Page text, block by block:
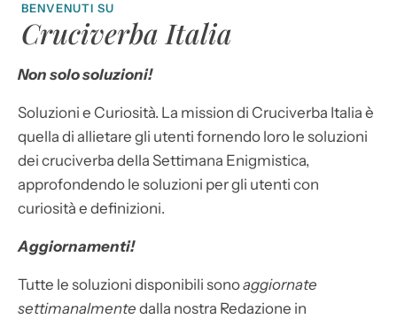
BENVENUTI SU
Cruciverba Italia
Non solo soluzioni!
Soluzioni e Curiosità. La mission di Cruciverba Italia è
quella di allietare gli utenti fornendo loro le soluzioni
dei cruciverba della Settimana Enigmistica,
approfondendo le soluzioni per gli utenti con
curiosità e definizioni.
Aggiornamenti!
Tutte le soluzioni disponibili sonoaggiornate
settimanalmente dalla nostra Redazione in